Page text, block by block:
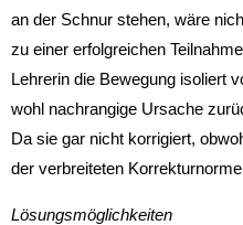
an der Schnur stehen, wäre
zu einer erfolgreichen
Lehrerin die Bewegung isoliert
wohl nachrangige Ursache
Da sie gar nicht korrigiert,
der verbreiteten
Lösungsmöglichkeiten